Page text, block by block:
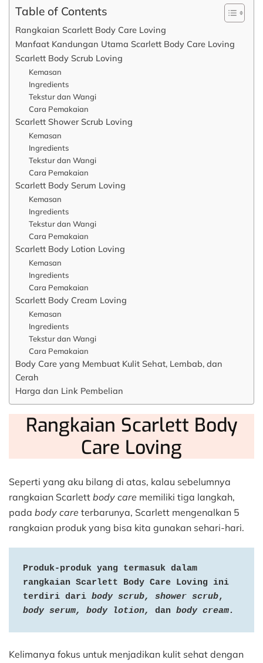
Table of Contents
Rangkaian Scarlett Body Care Loving
Manfaat Kandungan Utama Scarlett Body Care Loving
Scarlett Body Scrub Loving
Kemasan
Ingredients
Tekstur dan Wangi
Cara Pemakaian
Scarlett Shower Scrub Loving
Kemasan
Ingredients
Tekstur dan Wangi
Cara Pemakaian
Scarlett Body Serum Loving
Kemasan
Ingredients
Tekstur dan Wangi
Cara Pemakaian
Scarlett Body Lotion Loving
Kemasan
Ingredients
Cara Pemakaian
Scarlett Body Cream Loving
Kemasan
Ingredients
Tekstur dan Wangi
Cara Pemakaian
Body Care yang Membuat Kulit Sehat, Lembab, dan
Cerah
Harga dan Link Pembelian
Rangkaian Scarlett Body
Care Loving
Seperti yang aku bilang di atas, kalau sebelumnya
rangkaian Scarlett body care memiliki tiga langkah,
pada body care terbarunya, Scarlett mengenalkan 5
rangkaian produk yang bisa kita gunakan sehari-hari.
Produk-produk yang termasuk dalam
rangkaian Scarlett Body Care Loving ini
terdiri dari body scrub, shower scrub
body serum, body lotion, dan body cream.
Kelimanya fokus untuk menjadikan kulit sehat dengan